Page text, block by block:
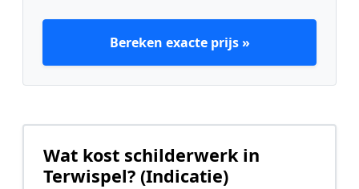
Bereken exacte prijs »
Wat kost schilderwerk in
Terwispel? (Indicatie)